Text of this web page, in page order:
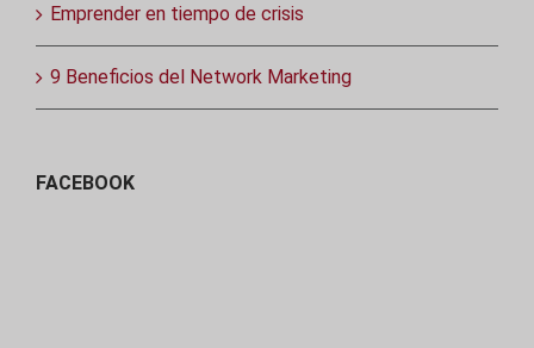
Emprender en tiempo de crisis
9 Beneficios del Network Marketing
FACEBOOK